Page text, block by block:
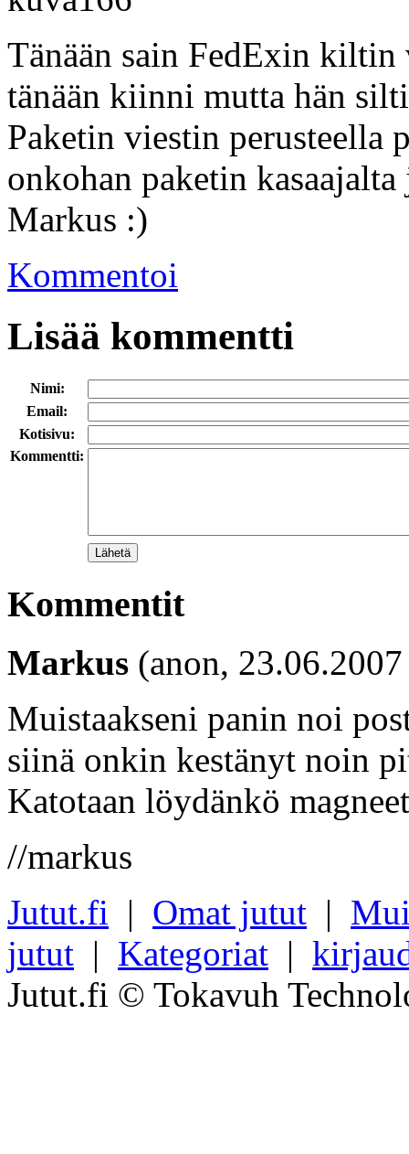
Tänään sain FedExin
tänään kiinni mutta hän
Paketin viestin perusteella
onkohan paketin
Markus :)
Kommentoi
Lisää kommentti
Nimi:
Email:
Kotisivu:
Kommentti:
Kommentit
Markus (anon,
Muistaakseni panin noi
siinä onkin kestänyt noin
Katotaan löydänkö
//markus
Jutut.fi | Omat jutut |
jutut | Kategoriat |
Jutut.fi © Tokavuh